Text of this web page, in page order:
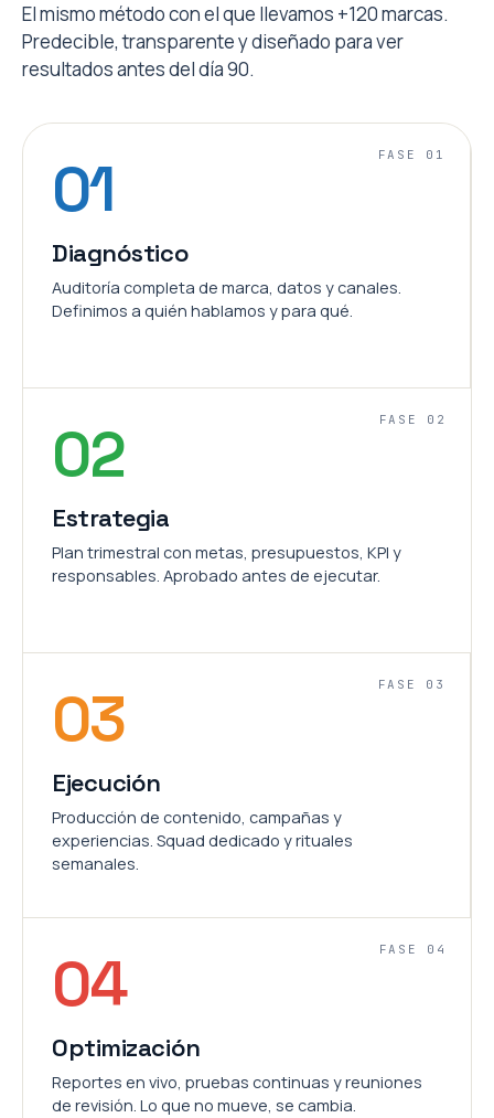
El mismo método con el que llevamos +120 marcas.
Predecible, transparente y diseñado para ver
resultados antes del día 90.
FASE 01
01
Diagnóstico
Auditoría completa de marca, datos y canales.
Definimos a quién hablamos y para qué.
FASE 02
02
Estrategia
Plan trimestral con metas, presupuestos, KPI y
responsables. Aprobado antes de ejecutar.
FASE 03
03
Ejecución
Producción de contenido, campañas y
experiencias. Squad dedicado y rituales
semanales.
FASE 04
04
Optimización
Reportes en vivo, pruebas continuas y reuniones
de revisión. Lo que no mueve, se cambia.